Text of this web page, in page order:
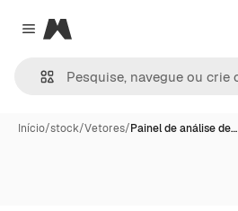
Close menu
Magnific
Início/stock/Vetores/Painel de análise de…